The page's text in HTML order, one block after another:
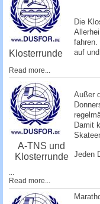
Klosterrunde
Die
auf
Read more...
A-TNS und
Klosterrunde
­Außer
Damit
Jeden
...
Read more...